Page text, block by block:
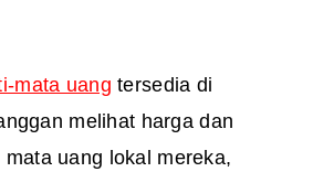
mata uang tersedia di
melihat harga dan
uang lokal mereka,